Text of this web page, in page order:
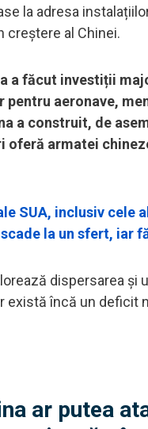
la adresa
creștere al Chinei.
a făcut investiții
pentru aeronave,
a construit, de
oferă armatei
SUA, inclusiv
la un sfert, iar
dispersarea
există încă un deficit
ar putea